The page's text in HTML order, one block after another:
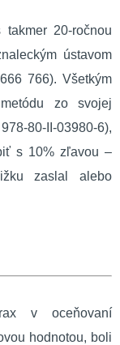
20-ročnou
ústavom
766). Všetkým
zo svojej
80-II-03980-6),
s 10% zľavou –
zaslal alebo
v oceňovaní
hodnotou, boli